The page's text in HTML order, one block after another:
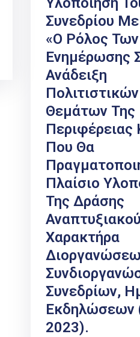
Συνεδρίου
«Ο Ρόλος
Ενημέρωσης
Ανάδειξη
Πολιτιστικών
Θεμάτων Της
Περιφέρειας
Που Θα
Πλαίσιο
Της Δράσης
Αναπτυξιακού
Χαρακτήρα
Συνεδρίων,
Εκδηλώσεων
2023).